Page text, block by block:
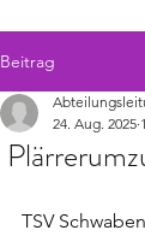
Beitrag
24. Aug. 2025
TSV